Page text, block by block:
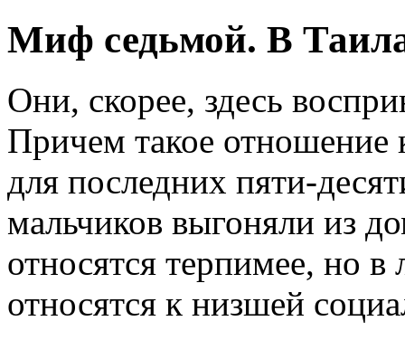
Миф седьмой. В
Они, скорее, здесь
Причем такое отношение
для последних пяти-
мальчиков выгоняли из
относятся терпимее, но
относятся к низшей